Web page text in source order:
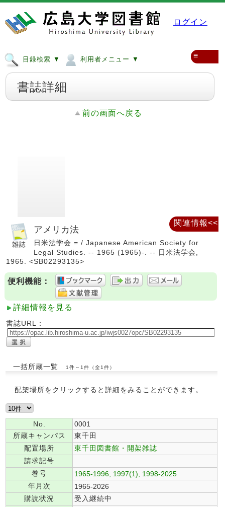
ログイン
目録検索 ▼ 利用者メニュー ▼ ≡
書誌詳細
前の画面へ戻る
アメリカ法
日米法学会 = / Japanese American Society for
Legal Studies. -- 1965 (1965)-. -- 日米法学会,
1965. <SB02293135>
便利機能：
詳細情報を見る
書誌URL：
一括所蔵一覧 1件～1件（全1件）
配架場所をクリックすると詳細をみることができます。
No.
0001
所蔵キャンパス
東千田
配置場所
東千田図書館・開架雑誌
請求記号
巻号
1965-1996, 1997(1), 1998-2025
年月次
1965-2026
購読状況
受入継続中
関連情報<<